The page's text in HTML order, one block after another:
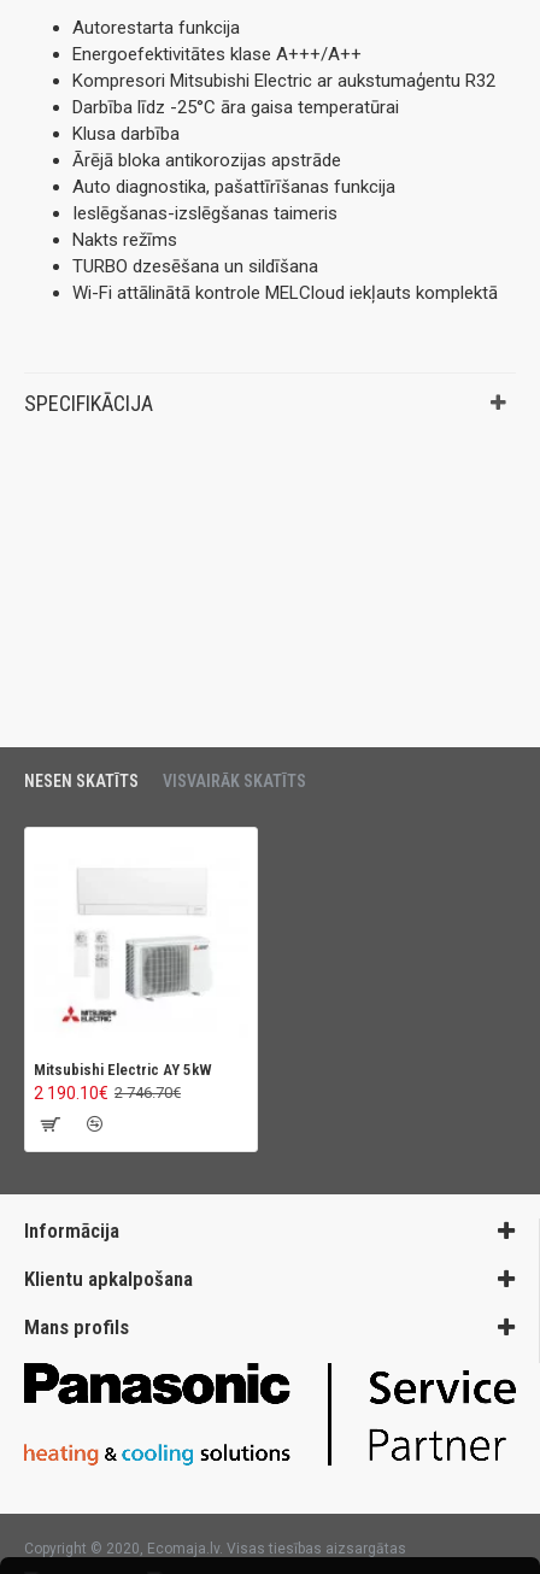
Autorestarta funkcija
Energoefektivitātes klase A+++/A++
Kompresori Mitsubishi Electric ar aukstumaģentu R32
Darbība līdz -25°C āra gaisa temperatūrai
Klusa darbība
Ārējā bloka antikorozijas apstrāde
Auto diagnostika, pašattīrīšanas funkcija
Ieslēgšanas-izslēgšanas taimeris
Nakts režīms
TURBO dzesēšana un sildīšana
Wi-Fi attālinātā kontrole MELCloud iekļauts komplektā
SPECIFIKĀCIJA
NESEN SKATĪTS VISVAIRĀK SKATĪTS
Mitsubishi Electric AY 5kW
2 190.10€ 2 746.70€
Informācija
Klientu apkalpošana
Mans profils
Copyright © 2020, Ecomaja.lv. Visas tiesības aizsargātas